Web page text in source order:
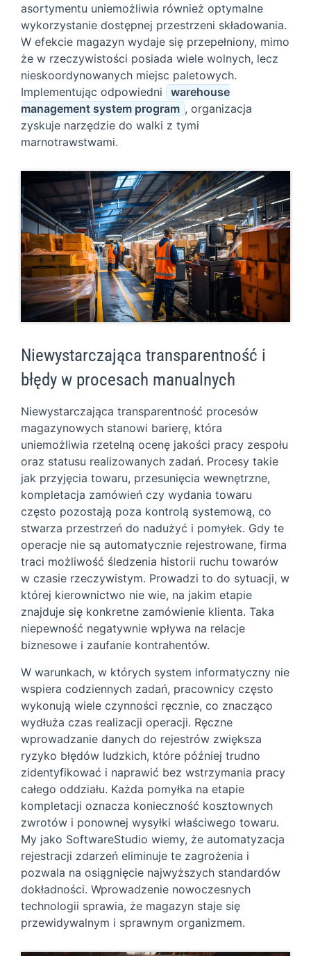
asortymentu uniemożliwia również optymalne
wykorzystanie dostępnej przestrzeni składowania.
W efekcie magazyn wydaje się przepełniony, mimo
że w rzeczywistości posiada wiele wolnych, lecz
nieskoordynowanych miejsc paletowych.
Implementując odpowiedni
warehouse
management system program , organizacja
zyskuje narzędzie do walki z tymi
marnotrawstwami.
Niewystarczająca transparentność i
błędy w procesach manualnych
Niewystarczająca transparentność procesów
magazynowych stanowi barierę, która
uniemożliwia rzetelną ocenę jakości pracy zespołu
oraz statusu realizowanych zadań. Procesy takie
jak przyjęcia towaru, przesunięcia wewnętrzne,
kompletacja zamówień czy wydania towaru
często pozostają poza kontrolą systemową, co
stwarza przestrzeń do nadużyć i pomyłek. Gdy te
operacje nie są automatycznie rejestrowane, firma
traci możliwość śledzenia historii ruchu towarów
w czasie rzeczywistym. Prowadzi to do sytuacji, w
której kierownictwo nie wie, na jakim etapie
znajduje się konkretne zamówienie klienta. Taka
niepewność negatywnie wpływa na relacje
biznesowe i zaufanie kontrahentów.
W warunkach, w których system informatyczny nie
wspiera codziennych zadań, pracownicy często
wykonują wiele czynności ręcznie, co znacząco
wydłuża czas realizacji operacji. Ręczne
wprowadzanie danych do rejestrów zwiększa
ryzyko błędów ludzkich, które później trudno
zidentyfikować i naprawić bez wstrzymania pracy
całego oddziału. Każda pomyłka na etapie
kompletacji oznacza konieczność kosztownych
zwrotów i ponownej wysyłki właściwego towaru.
My jako SoftwareStudio wiemy, że automatyzacja
rejestracji zdarzeń eliminuje te zagrożenia i
pozwala na osiągnięcie najwyższych standardów
dokładności. Wprowadzenie nowoczesnych
technologii sprawia, że magazyn staje się
przewidywalnym i sprawnym organizmem.